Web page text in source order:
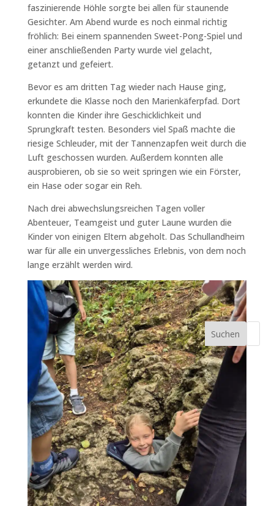
faszinierende Höhle sorgte bei allen für staunende
Gesichter. Am Abend wurde es noch einmal richtig
fröhlich: Bei einem spannenden Sweet-Pong-Spiel und
einer anschließenden Party wurde viel gelacht,
getanzt und gefeiert.
Bevor es am dritten Tag wieder nach Hause ging,
erkundete die Klasse noch den Marienkäferpfad. Dort
konnten die Kinder ihre Geschicklichkeit und
Sprungkraft testen. Besonders viel Spaß machte die
riesige Schleuder, mit der Tannenzapfen weit durch die
Luft geschossen wurden. Außerdem konnten alle
ausprobieren, ob sie so weit springen wie ein Förster,
ein Hase oder sogar ein Reh.
Nach drei abwechslungsreichen Tagen voller
Abenteuer, Teamgeist und guter Laune wurden die
Kinder von einigen Eltern abgeholt. Das Schullandheim
war für alle ein unvergessliches Erlebnis, von dem noch
lange erzählt werden wird.
Suchen